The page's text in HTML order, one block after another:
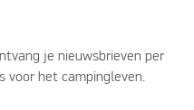
je nieuwsbrieven per
voor het campingleven.